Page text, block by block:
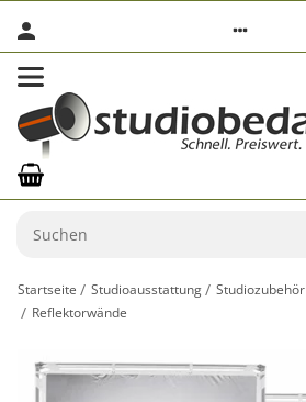
Startseite Studioausstattung Studiozubehör
Reflektorwände